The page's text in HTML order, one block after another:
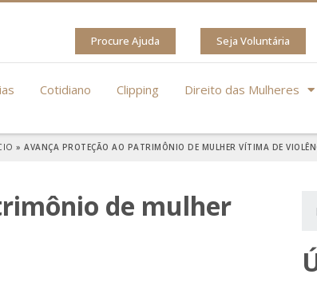
Procure Ajuda Seja Voluntária
Cotidiano Clipping Direito das Mulheres
» AVANÇA PROTEÇÃO AO PATRIMÔNIO DE MULHER VÍTIMA DE
de mulher